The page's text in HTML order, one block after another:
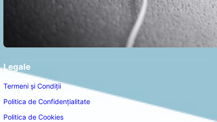
Legale
Termeni și Condiții
Politica de Confidențialitate
Politica de Cookies